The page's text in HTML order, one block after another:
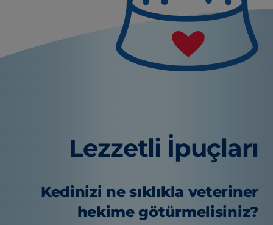
Lezzetli İpuçları
Kedinizi ne sıklıkla veteriner
hekime götürmelisiniz?